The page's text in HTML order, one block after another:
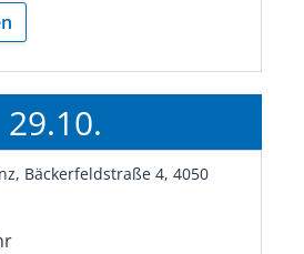
29.10.
Bäckerfeldstraße 4, 4050